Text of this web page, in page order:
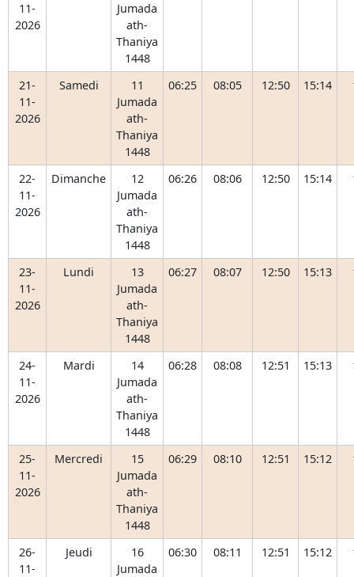
11-
2026
Jumada
ath-
Thaniya
1448
21-
11-
2026
Samedi
11
Jumada
ath-
Thaniya
1448
06:25 08:05 12:50 15:14
22-
11-
2026
Dimanche
12
Jumada
ath-
Thaniya
1448
06:26 08:06 12:50 15:14
23-
11-
2026
Lundi
13
Jumada
ath-
Thaniya
1448
06:27 08:07 12:50 15:13
24-
11-
2026
Mardi
14
Jumada
ath-
Thaniya
1448
06:28 08:08 12:51 15:13
25-
11-
2026
Mercredi
15
Jumada
ath-
Thaniya
1448
06:29 08:10 12:51 15:12
26-
11-
Jeudi
16
Jumada
06:30 08:11 12:51 15:12